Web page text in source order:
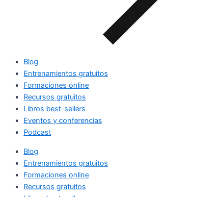
Blog
Entrenamientos gratuitos
Formaciones online
Recursos gratuitos
Libros best-sellers
Eventos y conferencias
Podcast
Blog
Entrenamientos gratuitos
Formaciones online
Recursos gratuitos